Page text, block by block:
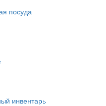
посуда
инвентарь